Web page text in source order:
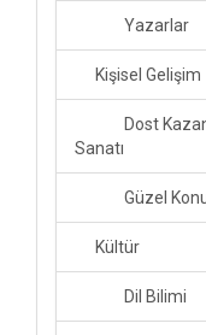
Yazarlar
Kişisel Gelişim
Dost
Sanatı
Güzel
Kültür
Dil Bilimi